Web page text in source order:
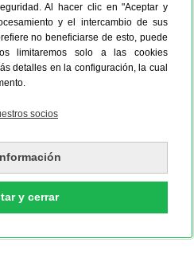
Al hacer clic en "Aceptar y
y el intercambio de sus
no beneficiarse de esto, puede
limitaremos solo a las cookies
detalles en la configuración, la cual
socios
y cerrar